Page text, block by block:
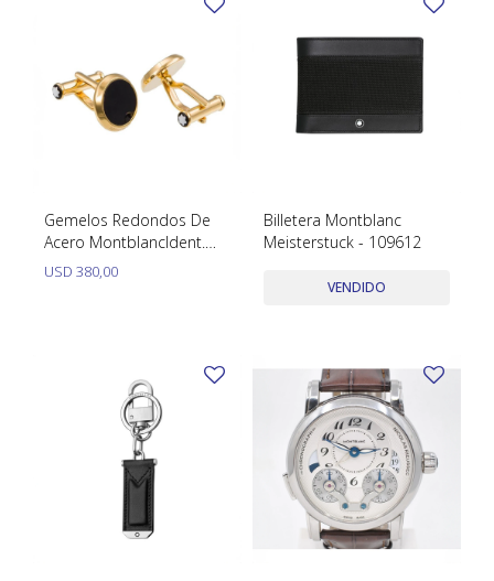
Gemelos Redondos De
Acero MontblancIdent.
Número: 112902
USD 380,00
Billetera Montblanc
Meisterstuck - 109612
VENDIDO